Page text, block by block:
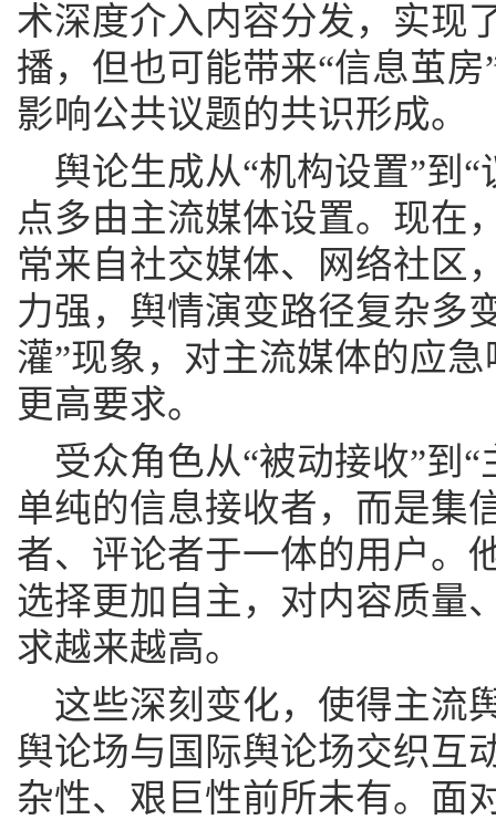
术深度介入内容分发，实现
播，但也可能带来“信息茧
影响公共议题的共识形成。
舆论生成从“机构设置”
点多由主流媒体设置。现在
常来自社交媒体、网络社区
力强，舆情演变路径复杂多
灌”现象，对主流媒体的应
更高要求。
受众角色从“被动接收”
单纯的信息接收者，而是集
者、评论者于一体的用户。
选择更加自主，对内容质量
求越来越高。
这些深刻变化，使得主流
舆论场与国际舆论场交织互
杂性、艰巨性前所未有。面